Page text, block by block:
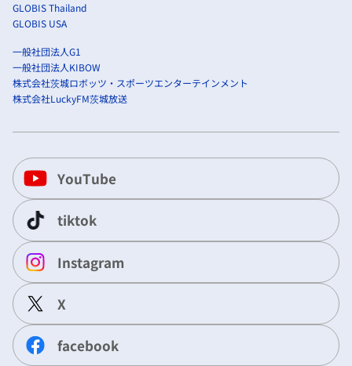
GLOBIS Thailand
GLOBIS USA
一般社団法人G1
一般社団法人KIBOW
株式会社茨城ロボッツ・スポーツエンターテインメント
株式会社LuckyFM茨城放送
YouTube
tiktok
Instagram
X
facebook